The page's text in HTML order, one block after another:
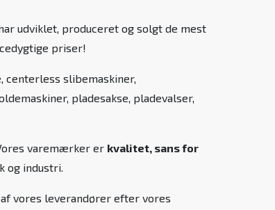
udviklet, produceret og solgt de mest
priser!
slibemaskiner,
pladesakse, pladevalser,
varemærker er kvalitet, sans for
og industri.
vores leverandører efter vores